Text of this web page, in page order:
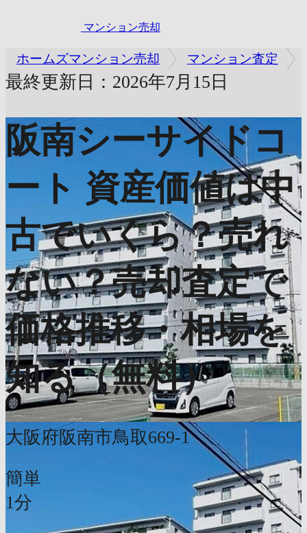
マンション売却
ホームズマンション売却 マンション査定
最終更新日：2026年7月15日
阪南シーサイドコ
ート 資産価値は中
古でいくら？売れ
ない？売却査定で
価格推移・相場を
知る（無料）
大阪府阪南市鳥取669-1
簡単
1分